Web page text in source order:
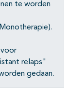
te worden
relaps"
gedaan.